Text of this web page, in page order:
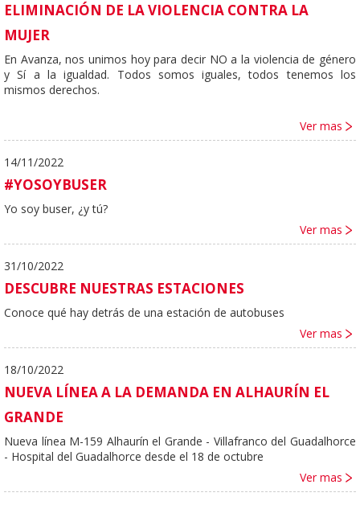
ELIMINACIÓN DE LA VIOLENCIA CONTRA LA
MUJER
En Avanza, nos unimos hoy para decir NO a la violencia de género
y Sí a la igualdad. Todos somos iguales, todos tenemos los
mismos derechos.
Ver mas
14/11/2022
#YOSOYBUSER
Yo soy buser, ¿y tú?
Ver mas
31/10/2022
DESCUBRE NUESTRAS ESTACIONES
Conoce qué hay detrás de una estación de autobuses
Ver mas
18/10/2022
NUEVA LÍNEA A LA DEMANDA EN ALHAURÍN EL
GRANDE
Nueva línea M-159 Alhaurín el Grande - Villafranco del Guadalhorce
- Hospital del Guadalhorce desde el 18 de octubre
Ver mas